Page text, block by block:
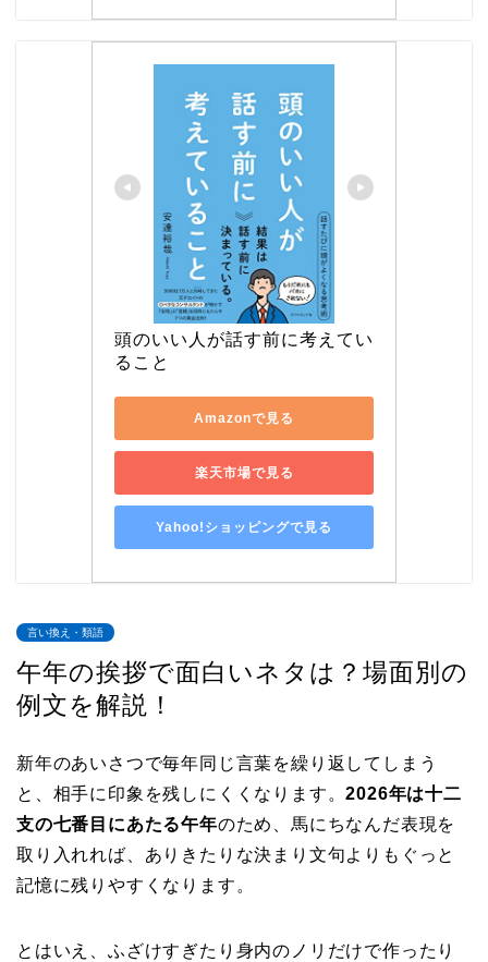
頭のいい人が話す前に考えてい
ること
Amazonで見る
楽天市場で見る
Yahoo!ショッピングで見る
言い換え・類語
午年の挨拶で面白いネタは？場面別の
例文を解説！
新年のあいさつで毎年同じ言葉を繰り返してしまう
と、相手に印象を残しにくくなります。2026年は十二
支の七番目にあたる午年のため、馬にちなんだ表現を
取り入れれば、ありきたりな決まり文句よりもぐっと
記憶に残りやすくなります。
とはいえ、ふざけすぎたり身内のノリだけで作ったり